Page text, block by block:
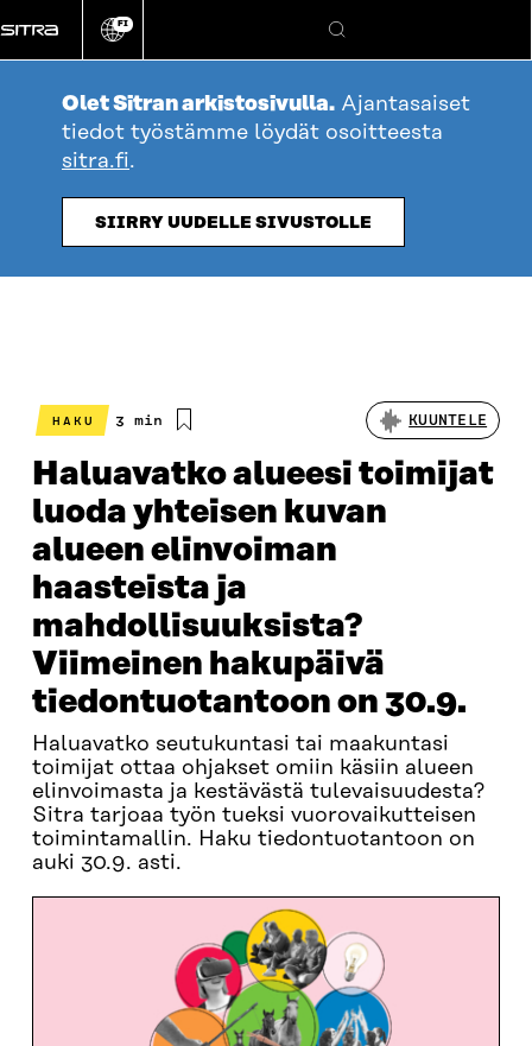
suoraan
sisältöön
Vaihda
kieli
FI
Hae
Olet Sitran arkistosivulla. Ajantasaiset
tiedot työstämme löydät osoitteesta
sitra.fi.
SIIRRY UUDELLE SIVUSTOLLE
HAKU
Arvioitu
3 min KUUNTELE
Haluavatko alueesi toimijat
luoda yhteisen kuvan
alueen elinvoiman
haasteista ja
mahdollisuuksista?
Viimeinen hakupäivä
tiedontuotantoon on 30.9.
Haluavatko seutukuntasi tai maakuntasi
toimijat ottaa ohjakset omiin käsiin alueen
elinvoimasta ja kestävästä tulevaisuudesta?
Sitra tarjoaa työn tueksi vuorovaikutteisen
toimintamallin. Haku tiedontuotantoon on
auki 30.9. asti.